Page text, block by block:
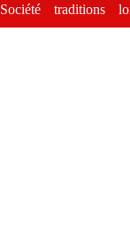
Société traditions